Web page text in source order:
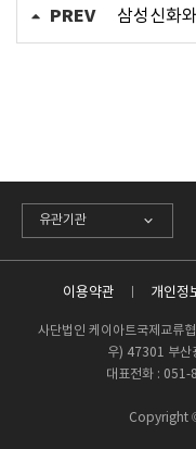
PREV
유관기관
이용약관 개인정
사단법인 케이아트국제교
우) 47301 부산
대표전화 :
Copyright